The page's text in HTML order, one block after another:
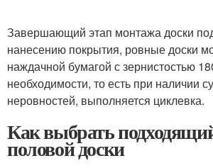
Завершающий этап монтажа доски
нанесению покрытия, ровные доски
наждачной бумагой с зернистостью
необходимости, то есть при наличии
неровностей, выполняется циклевка.
Как выбрать
половой доски